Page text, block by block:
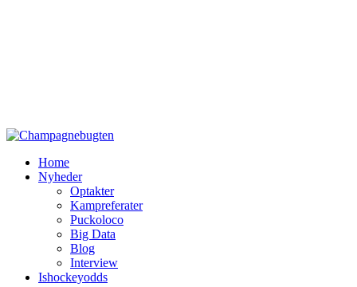
Home
Nyheder
Optakter
Kampreferater
Puckoloco
Big Data
Blog
Interview
Ishockeyodds